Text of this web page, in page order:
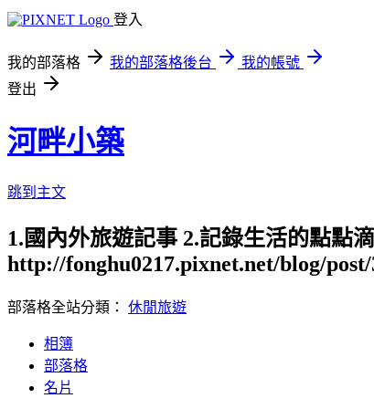
登入
我的部落格 我的部落格後台
我的帳號
登出
河畔小築
跳到主文
1.國內外旅遊記事 2.記錄生活的點點
http://fonghu0217.pixnet.net/blog/post/
部落格全站分類： 休閒旅遊
相簿
部落格
名片